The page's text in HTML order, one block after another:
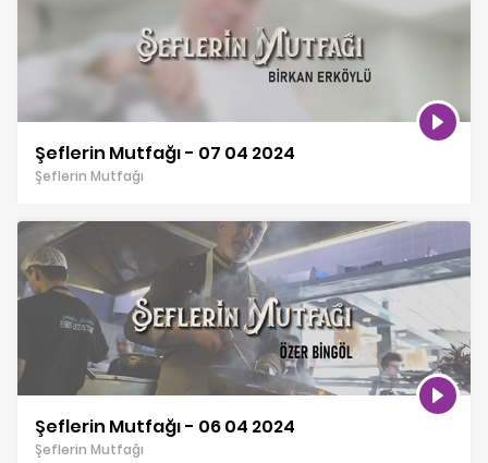
Şeflerin Mutfağı - 07 04 2024
Şeflerin Mutfağı
Şeflerin Mutfağı - 06 04 2024
Şeflerin Mutfağı